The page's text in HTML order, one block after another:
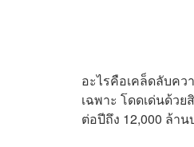
อะไรคือเคล็ดลับคว
เฉพาะ โดดเด่นด้ว
ต่อปีถึง 12,000 ล้าน